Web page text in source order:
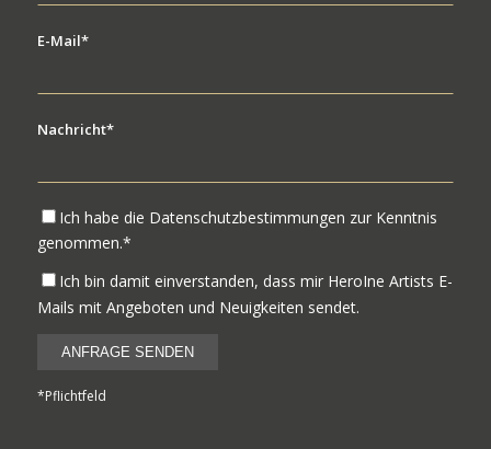
E-Mail*
Nachricht*
Ich habe die Datenschutzbestimmungen zur Kenntnis
genommen.*
Ich bin damit einverstanden, dass mir HeroIne Artists E-
Mails mit Angeboten und Neuigkeiten sendet.
*Pflichtfeld